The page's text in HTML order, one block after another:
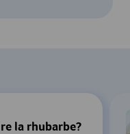
des données
plus de
la rhubarbe?